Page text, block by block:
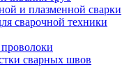
и плазменной сварки
сварочной техники
сварных швов